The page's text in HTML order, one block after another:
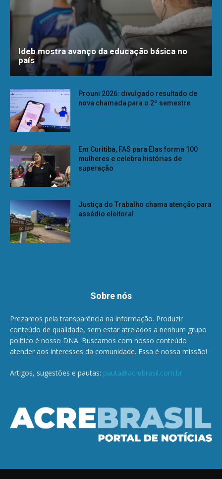
Ideb mostra avanço da educação básica no
país
Prouni 2026: divulgado resultado de
nova chamada para o 2º semestre
Em Curitiba, FAS para Elas forma 100
mulheres e celebra histórias de
superação
Justiça do Trabalho chama atenção para
assédio eleitoral
Sobre nós
Prezamos pela transparência na informação. Produzir
conteúdo de qualidade, sem estar atrelados a nenhum grupo
político é nosso DNA. Buscamos com nosso conteúdo
atender aos interesses da comunidade. Essa é nossa missão!
Artigos, sugestões e pautas: pauta@acrebrasil.com.br